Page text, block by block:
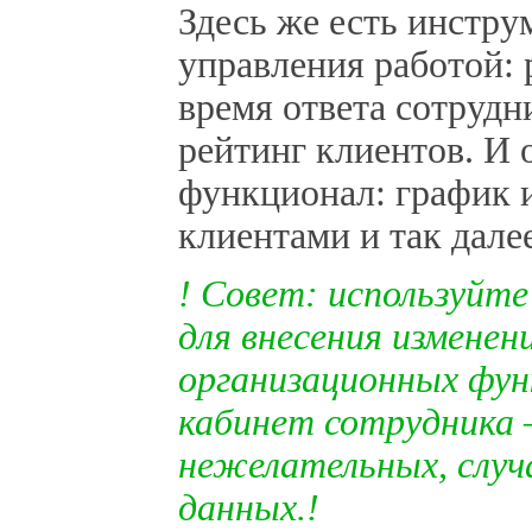
Здесь же есть
управления работой:
время ответа
рейтинг клиентов.
функционал: график
клиентами и так
! Совет:
для внесения
организационных
кабинет
нежелательных,
данных.!